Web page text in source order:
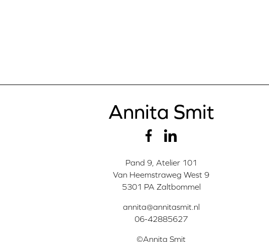
Annita Smit
Pand 9, Atelier 101
Van Heemstraweg West 9
5301 PA Zaltbommel
annita@annitasmit.nl
06-42885627
©Annita Smit